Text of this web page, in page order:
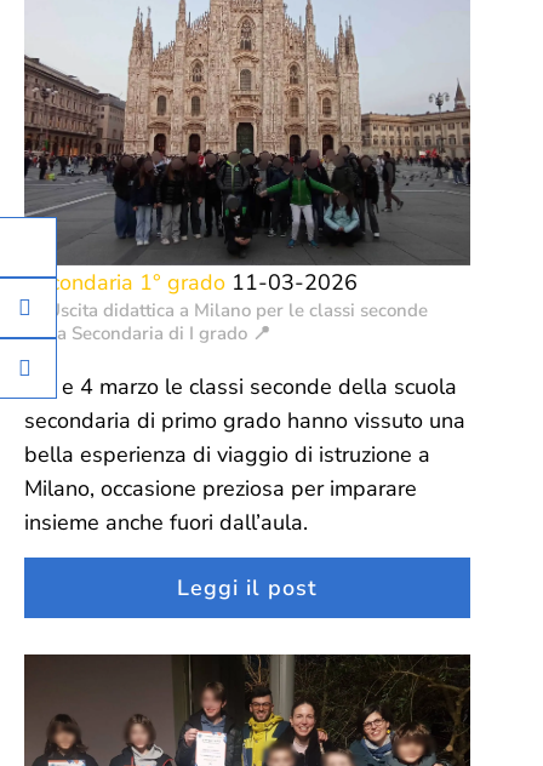
Secondaria 1° grado 11-03-2026
📍 Uscita didattica a Milano per le classi seconde
della Secondaria di I grado 📍
Il 3 e 4 marzo le classi seconde della scuola
secondaria di primo grado hanno vissuto una
bella esperienza di viaggio di istruzione a
Milano, occasione preziosa per imparare
insieme anche fuori dall’aula.
Leggi il post